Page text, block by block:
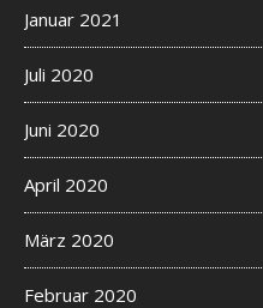
Januar 2021
Juli 2020
Juni 2020
April 2020
März 2020
Februar 2020